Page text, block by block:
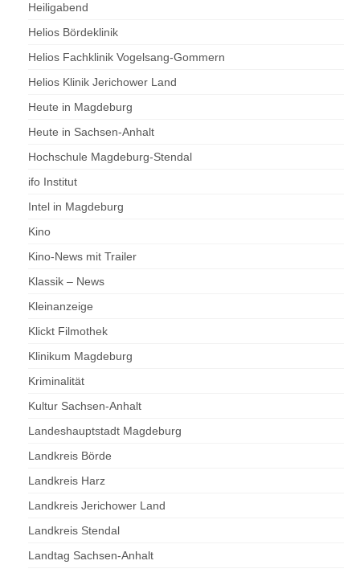
Heiligabend
Helios Bördeklinik
Helios Fachklinik Vogelsang-Gommern
Helios Klinik Jerichower Land
Heute in Magdeburg
Heute in Sachsen-Anhalt
Hochschule Magdeburg-Stendal
ifo Institut
Intel in Magdeburg
Kino
Kino-News mit Trailer
Klassik – News
Kleinanzeige
Klickt Filmothek
Klinikum Magdeburg
Kriminalität
Kultur Sachsen-Anhalt
Landeshauptstadt Magdeburg
Landkreis Börde
Landkreis Harz
Landkreis Jerichower Land
Landkreis Stendal
Landtag Sachsen-Anhalt